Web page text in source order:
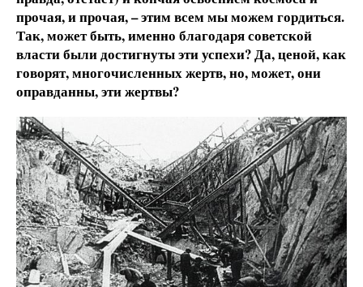
прочая, и прочая, – этим всем мы можем гордиться.
Так, может быть, именно благодаря советской
власти были достигнуты эти успехи? Да, ценой, как
говорят, многочисленных жертв, но, может, они
оправданны, эти жертвы?